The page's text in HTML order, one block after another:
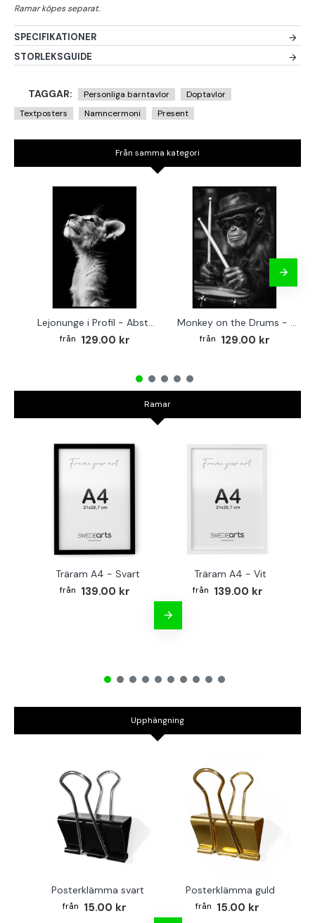
SPECIFIKATIONER
STORLEKSGUIDE
TAGGAR: Personliga barntavlor
Doptavlor
Textposters
Namncermoni Present
Från samma kategori
Lejonunge i Profil - Abstrakt poster i svartvitt
129.00 kr
Monkey on the Drums - Trendig poster
129.00 kr
Ramar
Träram A4 - Svart
139.00 kr
Träram A4 - Vit
139.00 kr
Upphängning
Posterklämma svart
15.00 kr
Posterklämma guld
15.00 kr